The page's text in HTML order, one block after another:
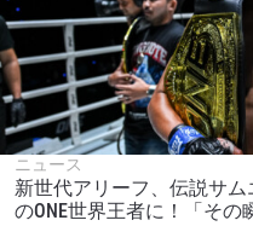
ニュース
新世代アリーフ、伝説サ
のONE世界王者に！「その